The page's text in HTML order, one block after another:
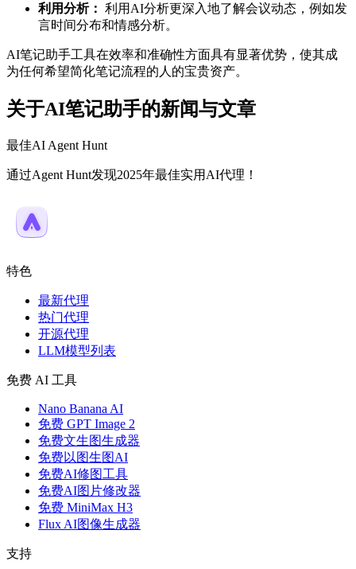
利用分析： 利用AI分析更深入地了解会议动态，例如发
言时间分布和情感分析。
AI笔记助手工具在效率和准确性方面具有显著优势，使其成
为任何希望简化笔记流程的人的宝贵资产。
关于AI笔记助手的新闻与文章
最佳AI Agent Hunt
通过Agent Hunt发现2025年最佳实用AI代理！
特色
最新代理
热门代理
开源代理
LLM模型列表
免费 AI 工具
Nano Banana AI
免费 GPT Image 2
免费文生图生成器
免费以图生图AI
免费AI修图工具
免费AI图片修改器
免费 MiniMax H3
Flux AI图像生成器
支持